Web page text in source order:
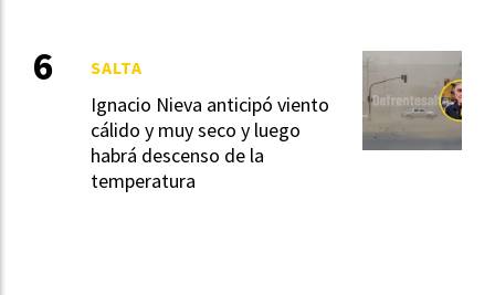
Ignacio Nieva anticipó viento
cálido y muy seco y luego
habrá descenso de la
temperatura
SALTA